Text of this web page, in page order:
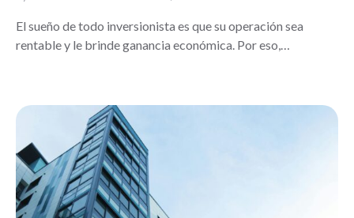
El sueño de todo inversionista es que su operación sea
rentable y le brinde ganancia económica. Por eso,…